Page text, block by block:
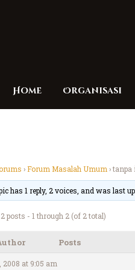
Home Organisasi
›Forum Masalah Umum ›tanpa
has 1 reply, 2 voices, and was last
posts - 1 through 2 (of 2 total)
Posts
2008 at 9:05 am